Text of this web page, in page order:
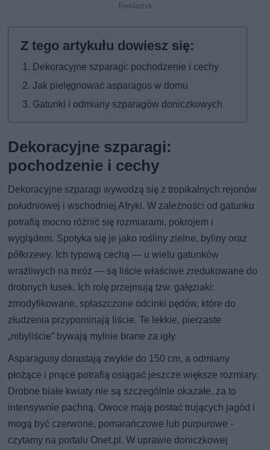
Dekoracyjne szparagi: pochodzenie i cechy
Jak pielęgnować asparagus w domu
Gatunki i odmiany szparagów doniczkowych
Dekoracyjne szparagi:
pochodzenie i cechy
Dekoracyjne szparagi wywodzą się z tropikalnych rejonów
południowej i wschodniej Afryki. W zależności od gatunku
potrafią mocno różnić się rozmiarami, pokrojem i
wyglądem. Spotyka się je jako rośliny zielne, byliny oraz
półkrzewy. Ich typową cechą — u wielu gatunków
wrażliwych na mróz — są liście właściwe zredukowane do
drobnych łusek. Ich rolę przejmują tzw. gałęziaki:
zmodyfikowane, spłaszczone odcinki pędów, które do
złudzenia przypominają liście. Te lekkie, pierzaste
„nibyliście” bywają mylnie brane za igły.
Asparagusy dorastają zwykle do 150 cm, a odmiany
płożące i pnące potrafią osiągać jeszcze większe rozmiary.
Drobne białe kwiaty nie są szczególnie okazałe, za to
intensywnie pachną. Owoce mają postać trujących jagód i
mogą być czerwone, pomarańczowe lub purpurowe -
czytamy na portalu Onet.pl. W uprawie doniczkowej